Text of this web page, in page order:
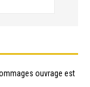
ouvrage est